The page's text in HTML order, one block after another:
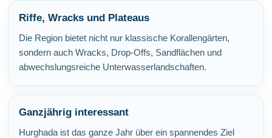
Riffe, Wracks und Plateaus
Die Region bietet nicht nur klassische Korallengärten,
sondern auch Wracks, Drop-Offs, Sandflächen und
abwechslungsreiche Unterwasserlandschaften.
Ganzjährig interessant
Hurghada ist das ganze Jahr über ein spannendes Ziel